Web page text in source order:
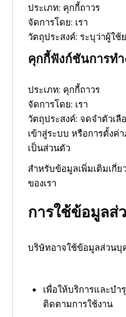
ประเภท: คุกกี้ถาวร
จัดการโดย: เรา
วัตถุประสงค์: ระบุว่าผู้ใ
คุกกี้ฟังก์ชันการท
ประเภท: คุกกี้ถาวร
จัดการโดย: เรา
วัตถุประสงค์: จดจำตัวเ
เข้าสู่ระบบ หรือการตั้ง
เป็นส่วนตัว
สำหรับข้อมูลเพิ่มเติมเกี่
ของเรา
การใช้ข้อมูล
บริษัทอาจใช้ข้อมูลส่วนบุ
เพื่อให้บริการและบำ
ติดตามการใช้งาน